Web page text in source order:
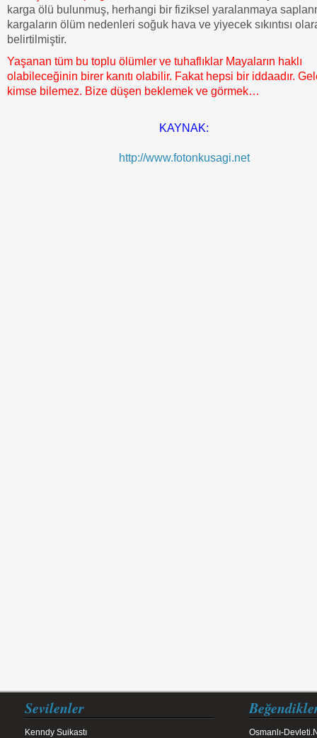
karga ölü bulunmuş, herhangi bir fiziksel yaralanmaya
kargaların ölüm nedenleri soğuk hava ve yiyecek sıkıntısı
belirtilmiştir.
Yaşanan tüm bu toplu ölümler ve tuhaflıklar Mayaların haklı
olabileceğinin birer kanıtı olabilir. Fakat hepsi bir iddaadır.
kimse bilemez. Bize düşen beklemek ve görmek…
KAYNAK:
http://www.fotonkusagi.net
Sevilenler
Kenndy Suikastı
Osmanlı-